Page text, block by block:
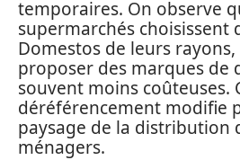
temporaires. On observe
supermarchés choisissent
Domestos de leurs
proposer des marques de
souvent moins coûteuses.
déréférencement modifie
paysage de la distribution
ménagers.